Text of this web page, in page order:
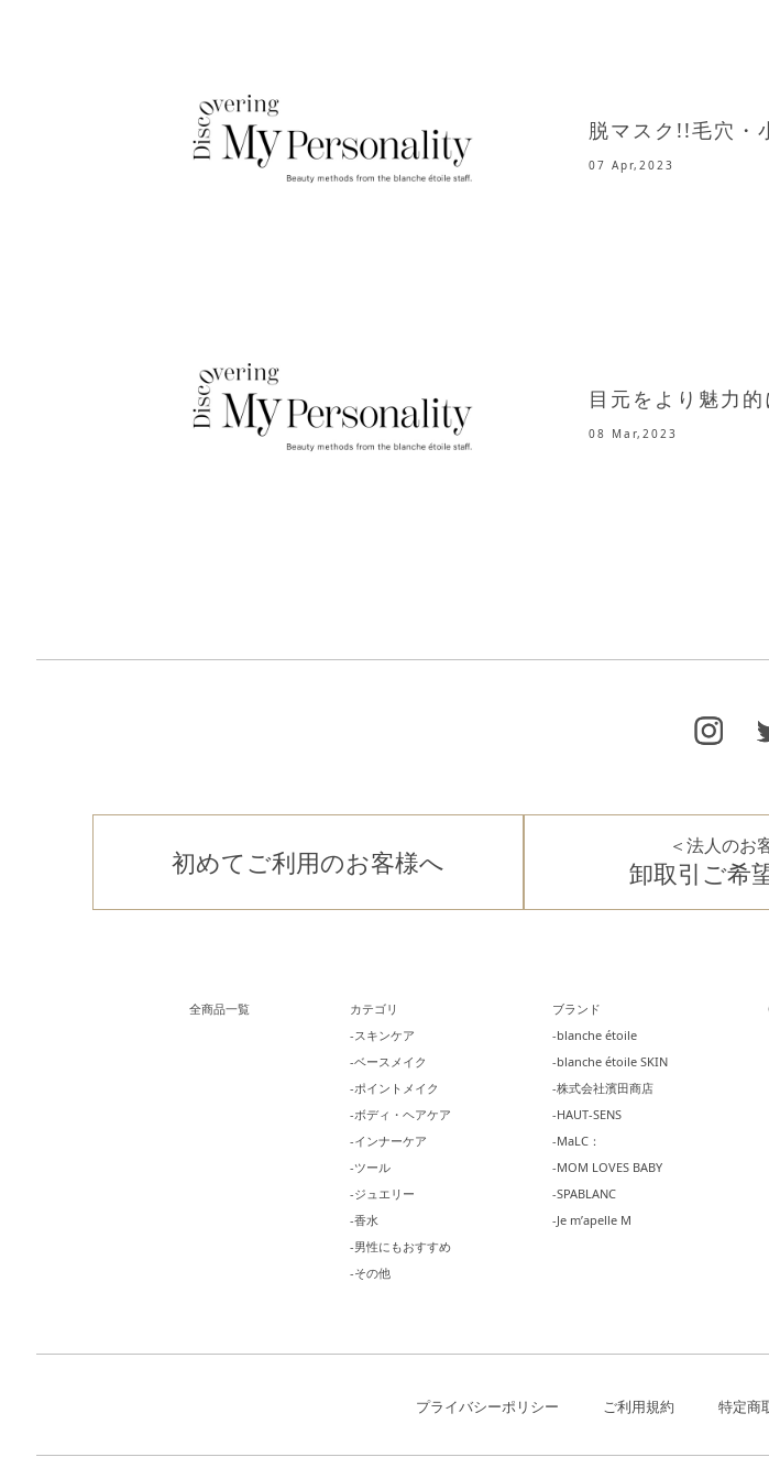
脱マスク!!毛穴・
07 Apr,2023
目元をより魅力
08 Mar,2023
初めてご利用のお客様へ ＜法人のお
卸取引ご希
全商品一覧
カテゴリ
-スキンケア
-ベースメイク
-ポイントメイク
-ボディ・ヘアケア
-インナーケア
-ツール
-ジュエリー
-香水
-男性にもおすすめ
-その他
ブランド
-blanche étoile
-blanche étoile SKIN
-株式会社濱田商店
-HAUT-SENS
-MaLC：
-MOM LOVES BABY
-SPABLANC
-Je m’apelle M
プライバシーポリシー ご利用規約 特定商